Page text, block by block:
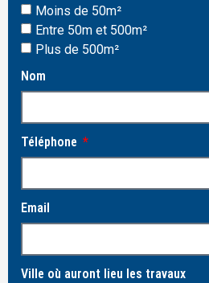
Moins de 50m²
Entre 50m et 500m²
Plus de 500m²
Nom
Téléphone
Email
Ville où auront lieu les travaux